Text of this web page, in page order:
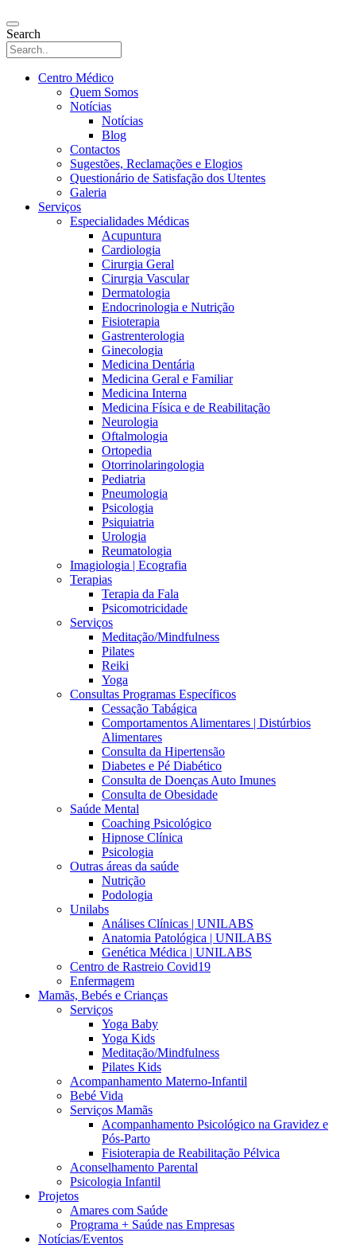
Search
Centro Médico
Quem Somos
Notícias
Notícias
Blog
Contactos
Sugestões, Reclamações e Elogios
Questionário de Satisfação dos Utentes
Galeria
Serviços
Especialidades Médicas
Acupuntura
Cardiologia
Cirurgia Geral
Cirurgia Vascular
Dermatologia
Endocrinologia e Nutrição
Fisioterapia
Gastrenterologia
Ginecologia
Medicina Dentária
Medicina Geral e Familiar
Medicina Interna
Medicina Física e de Reabilitação
Neurologia
Oftalmologia
Ortopedia
Otorrinolaringologia
Pediatria
Pneumologia
Psicologia
Psiquiatria
Urologia
Reumatologia
Imagiologia | Ecografia
Terapias
Terapia da Fala
Psicomotricidade
Serviços
Meditação/Mindfulness
Pilates
Reiki
Yoga
Consultas Programas Específicos
Cessação Tabágica
Comportamentos Alimentares | Distúrbios
Alimentares
Consulta da Hipertensão
Diabetes e Pé Diabético
Consulta de Doenças Auto Imunes
Consulta de Obesidade
Saúde Mental
Coaching Psicológico
Hipnose Clínica
Psicologia
Outras áreas da saúde
Nutrição
Podologia
Unilabs
Análises Clínicas | UNILABS
Anatomia Patológica | UNILABS
Genética Médica | UNILABS
Centro de Rastreio Covid19
Enfermagem
Mamãs, Bebés e Crianças
Serviços
Yoga Baby
Yoga Kids
Meditação/Mindfulness
Pilates Kids
Acompanhamento Materno-Infantil
Bebé Vida
Serviços Mamãs
Acompanhamento Psicológico na Gravidez e
Pós-Parto
Fisioterapia de Reabilitação Pélvica
Aconselhamento Parental
Psicologia Infantil
Projetos
Amares com Saúde
Programa + Saúde nas Empresas
Notícias/Eventos